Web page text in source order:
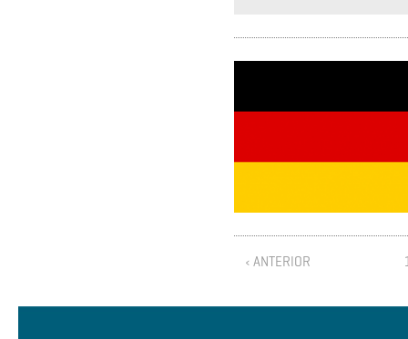
‹ ANTERIOR